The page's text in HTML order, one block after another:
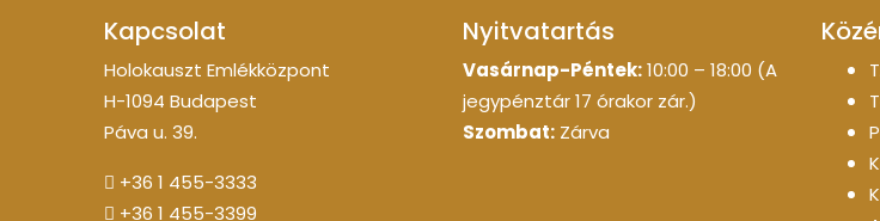
Kapcsolat
Holokauszt Emlékközpont
H-1094 Budapest
Páva u. 39.
+36 1 455-3333
+36 1 455-3399
Nyitvatartás
Vasárnap-Péntek:10:00 – 18:00 (A
jegypénztár 17 órakor zár.)
Szombat: Zárva